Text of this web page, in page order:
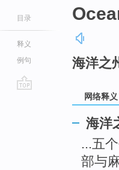
目录
释义
例句
海洋之
网络释义
海洋
...五
部与